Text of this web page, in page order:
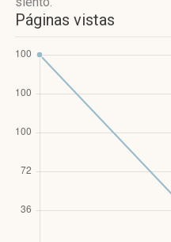
Páginas vistas